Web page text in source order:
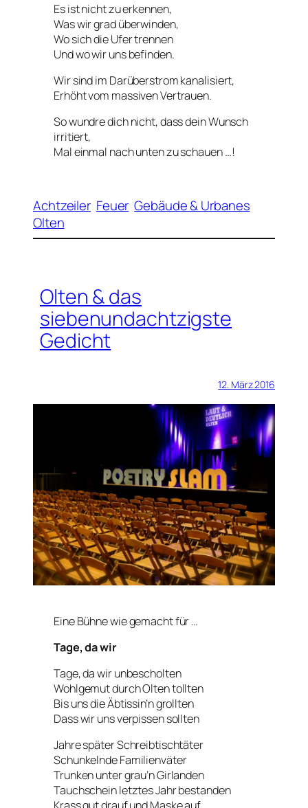
Es ist nicht zu erkennen,
Was wir grad überwinden,
Wo sich die Ufer trennen
Und wo wir uns befinden.
Wir sind im Darüberstrom kanalisiert,
Erhöht vom massiven Vertrauen.
So wundre dich nicht, dass dein Wunsch
irritiert,
Mal einmal nach unten zu schauen …!
Achtzeiler Feuer Gebäude & Urbanes
Olten
Olten & das
siebenundachtzigste
Gedicht
12. März 2016
Eine Bühne wie gemacht für …
Tage, da wir
Tage, da wir unbescholten
Wohlgemut durch Olten tollten
Bis uns die Äbtissin’n grollten
Dass wir uns verpissen sollten
Jahre später Schreibtischtäter
Schunkelnde Familienväter
Trunken unter grau’n Girlanden
Tauchschein letztes Jahr bestanden